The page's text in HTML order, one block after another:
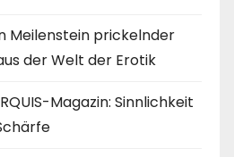
Meilenstein prickelnder
der Welt der Erotik
Magazin: Sinnlichkeit